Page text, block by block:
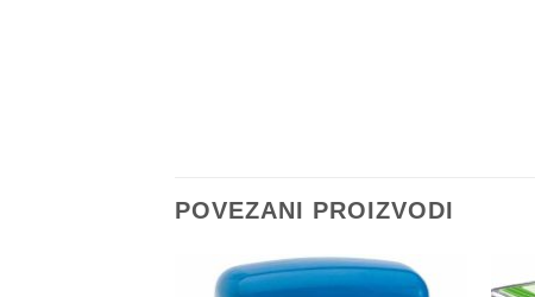
POVEZANI PROIZVODI